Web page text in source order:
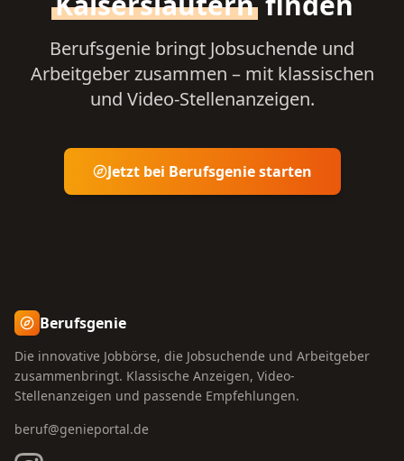
Berufsgenie bringt Jobsuchende und
Arbeitgeber zusammen – mit klassischen
und Video-Stellenanzeigen.
Jetzt bei Berufsgenie starten
Berufsgenie
Die innovative Jobbörse, die Jobsuchende und Arbeitgeber
zusammenbringt. Klassische Anzeigen, Video-
Stellenanzeigen und passende Empfehlungen.
beruf@genieportal.de